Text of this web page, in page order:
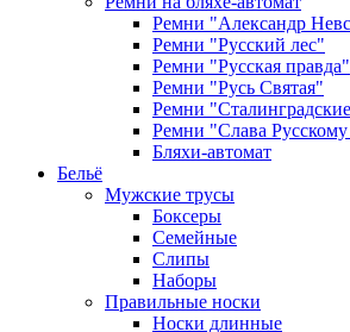
Ремни "Александр
Ремни "Русский лес"
Ремни "Русская правда"
Ремни "Русь Святая"
Ремни
Ремни "Слава
Бляхи-автомат
Бельё
Мужские трусы
Боксеры
Семейные
Слипы
Наборы
Правильные носки
Носки длинные